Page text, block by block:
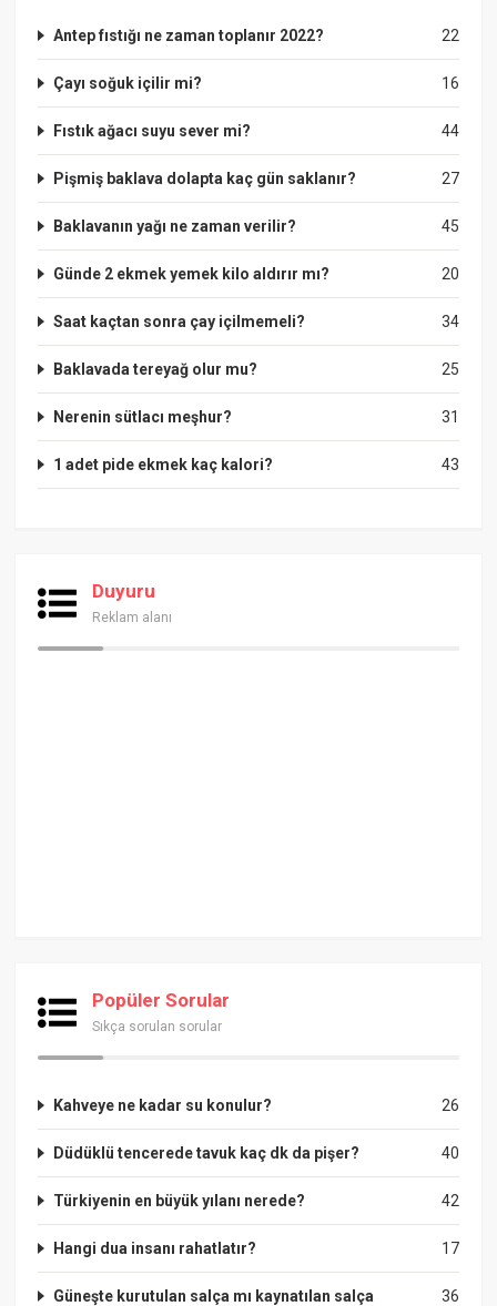
22
Antep fıstığı ne zaman toplanır 2022?
16
Çayı soğuk içilir mi?
44
Fıstık ağacı suyu sever mi?
27
Pişmiş baklava dolapta kaç gün saklanır?
45
Baklavanın yağı ne zaman verilir?
20
Günde 2 ekmek yemek kilo aldırır mı?
34
Saat kaçtan sonra çay içilmemeli?
25
Baklavada tereyağ olur mu?
31
Nerenin sütlacı meşhur?
43
1 adet pide ekmek kaç kalori?
Duyuru
Reklam alanı
Popüler Sorular
Sıkça sorulan sorular
26
Kahveye ne kadar su konulur?
40
Düdüklü tencerede tavuk kaç dk da pişer?
42
Türkiyenin en büyük yılanı nerede?
17
Hangi dua insanı rahatlatır?
36
Güneşte kurutulan salça mı kaynatılan salça